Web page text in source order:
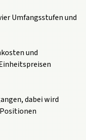
Umfangsstufen und
und
dabei wird